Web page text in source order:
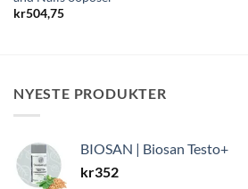
kr504,75
NYESTE PRODUKTER
BIOSAN | Biosan Testo+
kr352